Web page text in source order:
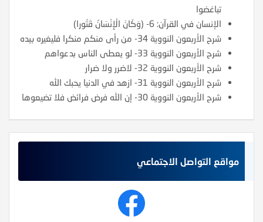
تباغضوا
الإنسان في القرآن: 6- (وَكَانَ الْإِنْسَانُ قَتُورا)
شرح الأربعون النووية 34- من رأى منكم منكرا فليغيره بيده
شرح الأربعون النووية 33- لو يعطى الناس بدعواهم
شرح الأربعون النووية 32- لاضرر ولا ضرار
شرح الأربعون النووية 31- ازهد في الدنيا يحبك الله
شرح الأربعون النووية 30- إن الله فرض فرائض فلا تضيعوها
مواقع التواصل الاجتماعي